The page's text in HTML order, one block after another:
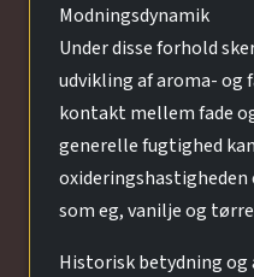
Modningsdynamik
Under disse forhold
udvikling af aroma- og
kontakt mellem fade
generelle fugtighed
som eg, vanilje og
Historisk betydning og